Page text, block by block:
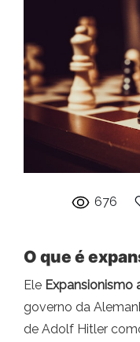
676
O que é
Ele Expansionismo
governo da
de Adolf Hitler